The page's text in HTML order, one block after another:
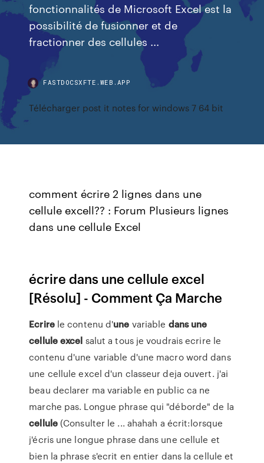
fonctionnalités de Microsoft Excel est la
possibilité de fusionner et de
fractionner des cellules ...
FASTDOCSXFTE.WEB.APP
Télécharger post it notes for windows 7 64 bit
comment écrire 2 lignes dans une
cellule excell?? : Forum Plusieurs lignes
dans une cellule Excel
écrire dans une cellule excel
[Résolu] - Comment Ça Marche
Ecrirele contenu d'une variable dans une
celluleexcel salut a tous je voudrais ecrire le
contenu d'une variable d'une macro word dans
une cellule excel d'un classeur deja ouvert. j'ai
beau declarer ma variable en public ca ne
marche pas. Longue phrase qui "déborde" de la
cellule(Consulter le ... ahahah a écrit:lorsque
j'écris une longue phrase dans une cellule et
bien la phrase s'ecrit en entier dans la cellule et